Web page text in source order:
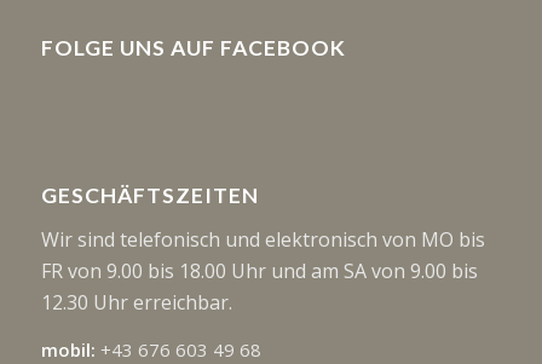
FOLGE UNS AUF FACEBOOK
GESCHÄFTSZEITEN
Wir sind telefonisch und elektronisch von MO bis
FR von 9.00 bis 18.00 Uhr und am SA von 9.00 bis
12.30 Uhr erreichbar.
mobil: +43 676 603 49 68